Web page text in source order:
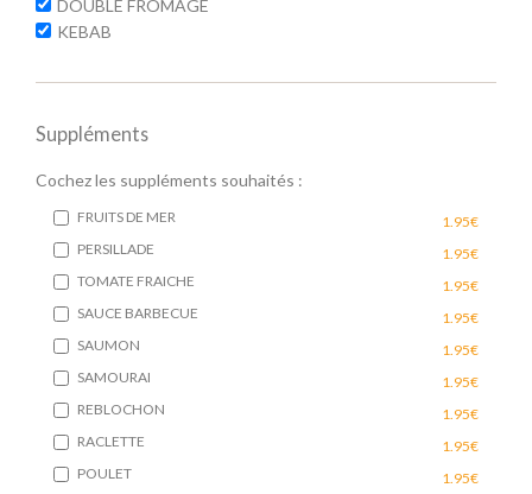
DOUBLE FROMAGE
KEBAB
Suppléments
Cochez les suppléments souhaités :
FRUITS DE MER
1.95€
PERSILLADE
1.95€
TOMATE FRAICHE
1.95€
SAUCE BARBECUE
1.95€
SAUMON
1.95€
SAMOURAI
1.95€
REBLOCHON
1.95€
RACLETTE
1.95€
POULET
1.95€